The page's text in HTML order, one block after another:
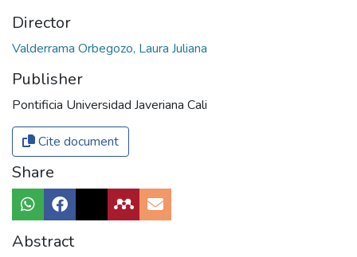
Director
Valderrama Orbegozo, Laura Juliana
Publisher
Pontificia Universidad Javeriana Cali
Cite document
Share
Abstract